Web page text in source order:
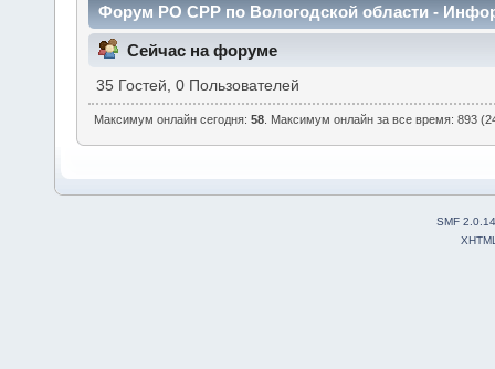
Форум РО СРР по Вологодской области -
Сейчас на форуме
35 Гостей, 0 Пользователей
Максимум онлайн сегодня:58 . Максимум онлайн за все время: 893
SMF 2.0.14